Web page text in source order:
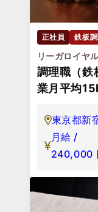
正社員 鉄板
リーガロイヤ
調理職（鉄
業月平均
東京都新
月給 /
240,000